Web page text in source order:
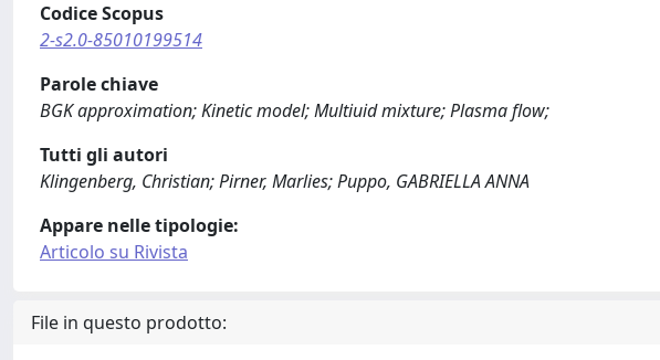
Codice Scopus
2-s2.0-85010199514
Parole chiave
BGK approximation; Kinetic model; Multiuid mixture; Plasma flow;
Tutti gli autori
Klingenberg, Christian; Pirner, Marlies; Puppo, GABRIELLA ANNA
Appare nelle tipologie:
Articolo su Rivista
File in questo prodotto: